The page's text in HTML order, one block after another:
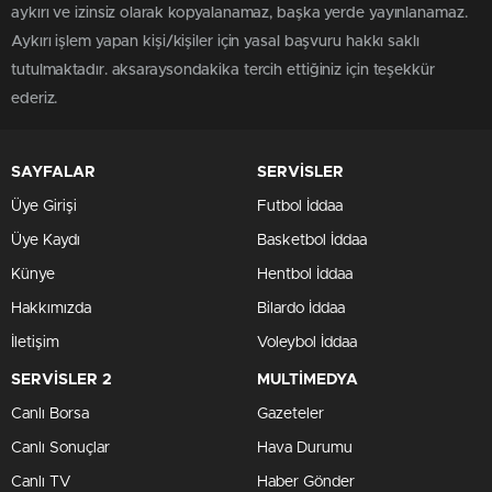
aykırı ve izinsiz olarak kopyalanamaz, başka yerde yayınlanamaz.
Aykırı işlem yapan kişi/kişiler için yasal başvuru hakkı saklı
tutulmaktadır. aksaraysondakika tercih ettiğiniz için teşekkür
ederiz.
SAYFALAR
Üye Girişi
Üye Kaydı
Künye
Hakkımızda
İletişim
SERVİSLER
Futbol İddaa
Basketbol İddaa
Hentbol İddaa
Bilardo İddaa
Voleybol İddaa
SERVİSLER 2
Canlı Borsa
Canlı Sonuçlar
Canlı TV
MULTİMEDYA
Gazeteler
Hava Durumu
Haber Gönder